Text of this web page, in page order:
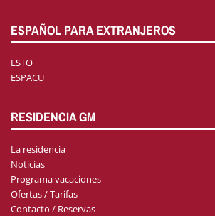
ESPAÑOL PARA EXTRANJEROS
ESTO
ESPACU
RESIDENCIA GM
La residencia
Noticias
Programa vacaciones
Ofertas / Tarifas
Contacto / Reservas